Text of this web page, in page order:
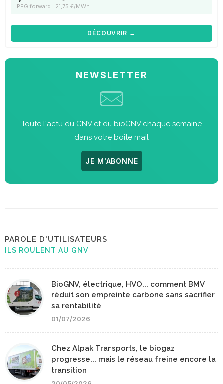
PEG forward : 21,75 €/MWh
DÉCOUVRIR →
NEWSLETTER
Toute l'actu du GNV et du bioGNV chaque semaine
dans votre boite mail
JE M'ABONNE
PAROLE D'UTILISATEURS
ILS ROULENT AU GNV
BioGNV, électrique, HVO... comment BMV
réduit son empreinte carbone sans sacrifier
sa rentabilité
01/07/2026
Chez Alpak Transports, le biogaz
progresse... mais le réseau freine encore la
transition